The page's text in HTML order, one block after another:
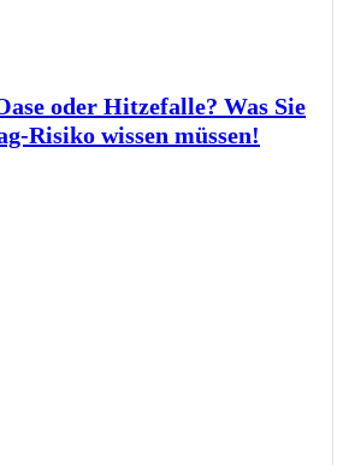
oder Hitzefalle? Was Sie
Risiko wissen müssen!